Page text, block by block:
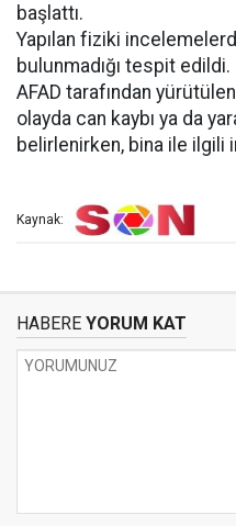
başlattı.
Yapılan fiziki
bulunmadığı tespit edildi.
AFAD tarafından
olayda can kaybı ya da
belirlenirken, bina ile ilgili
Kaynak:
HABERE YORUM KAT